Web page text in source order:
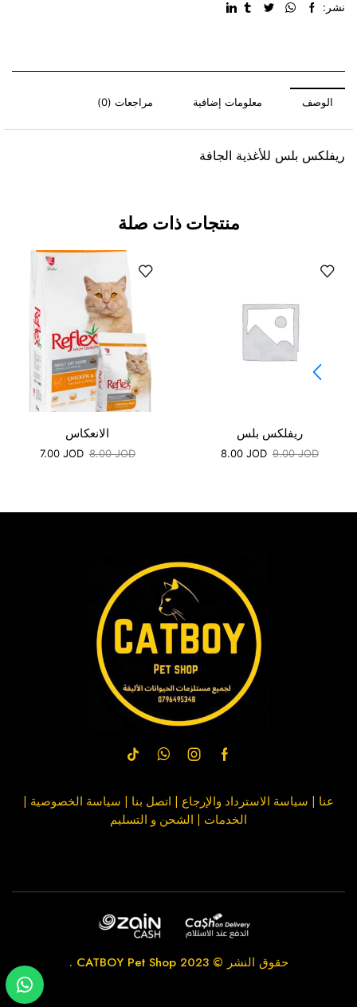
نشر:
الوصف معلومات إضافية مراجعات (0)
ريفلكس بلس للأغذية الجافة
منتجات ذات صلة
ريفلكس بلس
9.00JOD
8.00 JOD
الانعكاس
8.00JOD
7.00 JOD
عنا | سياسة الاسترداد والإرجاع | اتصل بنا | سياسة الخصوصية |
الخدمات | الشحن و التسليم
حقوق النشر © 2023 CATBOY Pet Shop
.